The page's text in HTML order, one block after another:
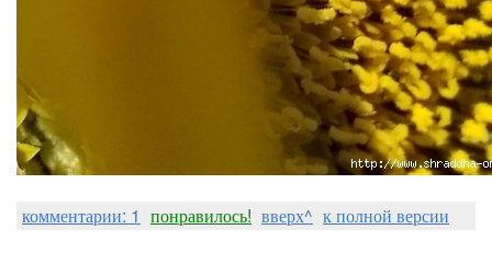
комментарии: 1 понравилось! вверх^ к полной версии